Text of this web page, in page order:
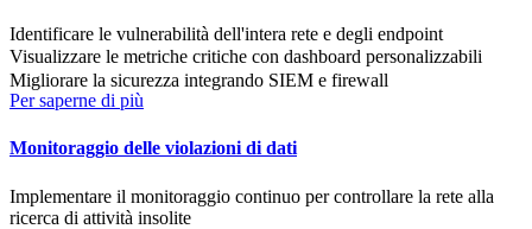
Identificare le vulnerabilità dell'intera rete e degli endpoint
Visualizzare le metriche critiche con dashboard personalizzabili
Migliorare la sicurezza integrando SIEM e firewall
Per saperne di più
Monitoraggio delle violazioni di dati
Implementare il monitoraggio continuo per controllare la rete alla
ricerca di attività insolite